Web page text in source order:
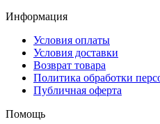
Информация
Условия оплаты
Условия доставки
Возврат товара
Политика обработки
Публичная оферта
Помощь